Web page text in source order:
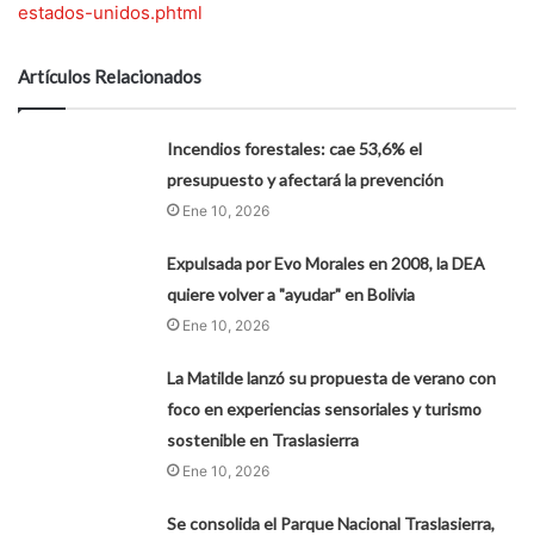
estados-unidos.phtml
Artículos Relacionados
Incendios forestales: cae 53,6% el
presupuesto y afectará la prevención
Ene 10, 2026
Expulsada por Evo Morales en 2008, la DEA
quiere volver a "ayudar" en Bolivia
Ene 10, 2026
La Matilde lanzó su propuesta de verano con
foco en experiencias sensoriales y turismo
sostenible en Traslasierra
Ene 10, 2026
Se consolida el Parque Nacional Traslasierra,